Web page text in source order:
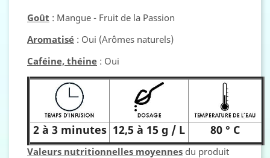
Goût : Mangue - Fruit de la Passion
Aromatisé : Oui (Arômes naturels)
Caféine, théine : Oui
2 à 3 minutes 12,5 à 15 g / L 80 ° C
Valeurs nutritionnelles moyennes du produit